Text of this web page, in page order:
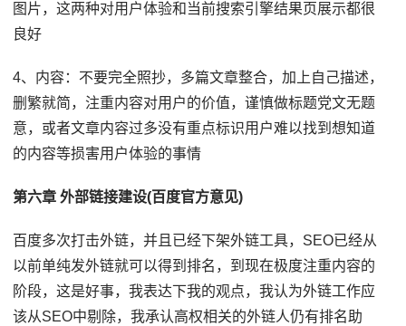
图片，这两种对用户体验和当前搜索引擎结果页展示都很
良好
4、内容：不要完全照抄，多篇文章整合，加上自己描述，
删繁就简，注重内容对用户的价值，谨慎做标题党文无题
意，或者文章内容过多没有重点标识用户难以找到想知道
的内容等损害用户体验的事情
第六章 外部链接建设(百度官方意见)
百度多次打击外链，并且已经下架外链工具，SEO已经从
以前单纯发外链就可以得到排名，到现在极度注重内容的
阶段，这是好事，我表达下我的观点，我认为外链工作应
该从SEO中剔除，我承认高权相关的外链人仍有排名助